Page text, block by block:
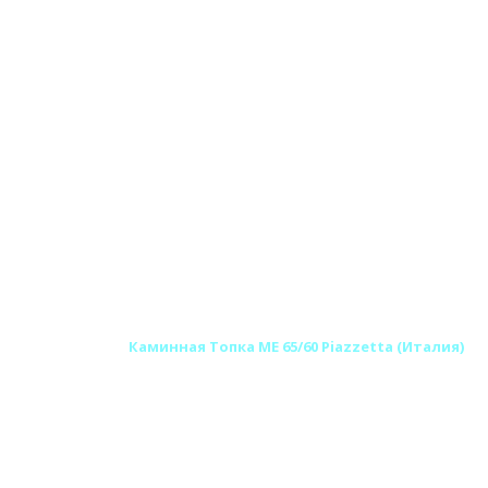
Каминная Топка ME 65/60 Piazzetta (Италия)